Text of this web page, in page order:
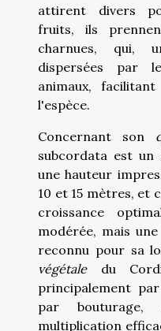
attirent divers
fruits, ils
charnues, qui,
dispersées par
animaux,
l'espèce.
Concernant son
subcordata est
une hauteur
10 et 15 mètres, et
croissance
modérée, mais
reconnu pour sa
végétaledu
principalement
par
multiplication